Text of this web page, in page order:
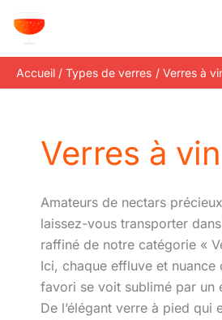
Accueil
Types de verres Verres à
Verres à vin
Amateurs de nectars
laissez-vous transporter
raffiné de notre catégorie «
Ici, chaque effluve et nuance
favori se voit sublimé par un
De l’élégant verre à pied qui
e
c
h